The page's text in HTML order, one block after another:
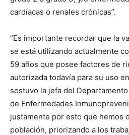
cardíacas o renales crónicas”.
“Es importante recordar que la
se está utilizando actualmente
59 años que posee factores de
autorizada todavía para su uso
sostuvo la jefa del
de Enfermedades
justamente por esto que hemos
población, priorizando a los